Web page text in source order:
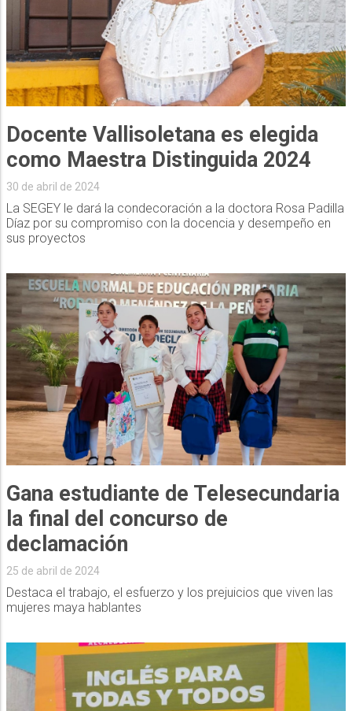
Docente Vallisoletana es elegida
como Maestra Distinguida 2024
30 de abril de 2024
La SEGEY le dará la condecoración a la doctora Rosa Padilla
Díaz por su compromiso con la docencia y desempeño en
sus proyectos
Gana estudiante de Telesecundaria
la final del concurso de
declamación
25 de abril de 2024
Destaca el trabajo, el esfuerzo y los prejuicios que viven las
mujeres maya hablantes